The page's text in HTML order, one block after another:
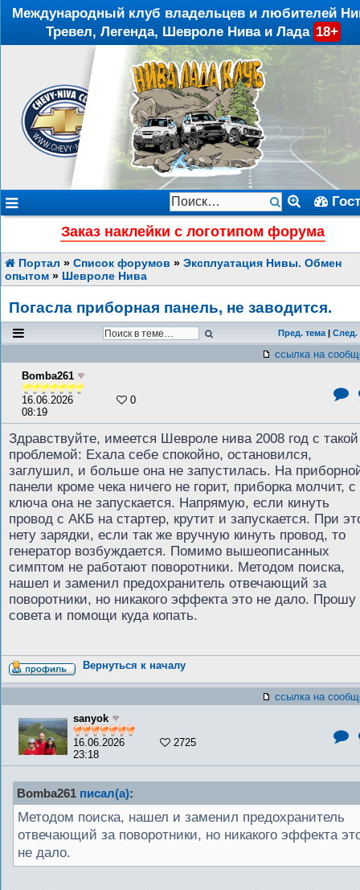
Международный клуб владельцев и любителей
Тревел, Легенда, Шевроле Нива и Лада 18+
Заказ наклейки с логотипом форума
Портал » Список форумов » Эксплуатация Нивы. Обмен
опытом » Шевроле Нива
Погасла приборная панель, не заводится.
Пред. тема | След.
ссылка на
Bomba261
16.06.2026
08:19
0
Здравствуйте, имеется Шевроле нива 2008 год с такой
проблемой: Ехала себе спокойно, остановился,
заглушил, и больше она не запустилась. На
панели кроме чека ничего не горит, приборка молчит, с
ключа она не запускается. Напрямую, если кинуть
провод с АКБ на стартер, крутит и запускается. При
нету зарядки, если так же вручную кинуть провод, то
генератор возбуждается. Помимо вышеописанных
симптом не работают поворотники. Методом поиска,
нашел и заменил предохранитель отвечающий за
поворотники, но никакого эффекта это не дало. Прошу
совета и помощи куда копать.
Вернуться к началу
ссылка на
sanyok
16.06.2026
23:18
2725
Bomba261 писал(а):
Методом поиска, нашел и заменил предохранитель
отвечающий за поворотники, но никакого эффекта
не дало.